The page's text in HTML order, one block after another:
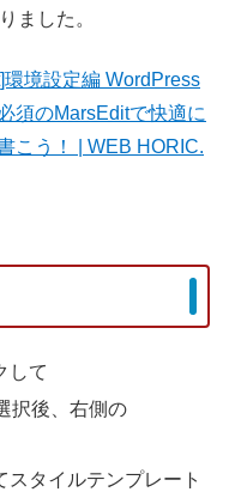
ました。
環境設定編 WordPress
須のMarsEditで快適に
こう！ | WEB HORIC.
して
択後、右側の
スタイルテンプレート